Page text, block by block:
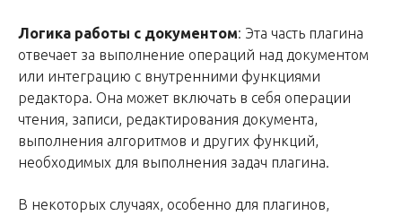
Логика работы с документом: Эта часть плагина
отвечает за выполнение операций над документом
или интеграцию с внутренними функциями
редактора. Она может включать в себя операции
чтения, записи, редактирования документа,
выполнения алгоритмов и других функций,
необходимых для выполнения задач плагина.
В некоторых случаях, особенно для плагинов,